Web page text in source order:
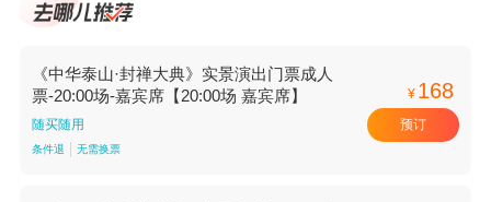
《中华泰山·封禅大典》实景演出门票成人
票-20:00场-嘉宾席【20:00场 嘉宾席】
随买随用
条件退 无需换票
¥ 168
预订